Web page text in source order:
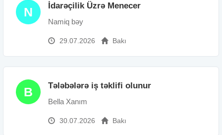
N İdarəçilik Üzrə Menecer
Namiq bəy
29.07.2026 Bakı
B Tələbələrə iş təklifi olunur
Bella Xanım
30.07.2026 Bakı